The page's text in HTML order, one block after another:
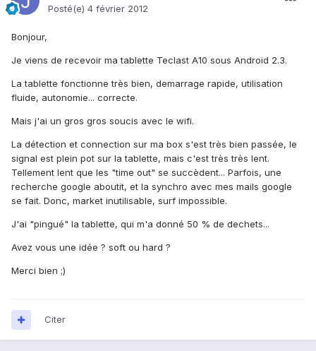
Posté(e) 4 février 2012
Bonjour,
Je viens de recevoir ma tablette Teclast A10 sous Android 2.3.
La tablette fonctionne très bien, demarrage rapide, utilisation
fluide, autonomie... correcte.
Mais j'ai un gros gros soucis avec le wifi.
La détection et connection sur ma box s'est très bien passée, le
signal est plein pot sur la tablette, mais c'est très très lent.
Tellement lent que les "time out" se succèdent... Parfois, une
recherche google aboutit, et la synchro avec mes mails google
se fait. Donc, market inutilisable, surf impossible.
J'ai "pingué" la tablette, qui m'a donné 50 % de dechets...
Avez vous une idée ? soft ou hard ?
Merci bien ;)
Citer